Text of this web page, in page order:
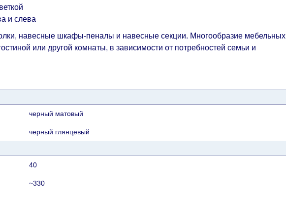
и слева
навесные шкафы-пеналы и навесные секции. Многообразие мебельных
или другой комнаты, в зависимости от потребностей семьи и
черный матовый
черный глянцевый
40
~330